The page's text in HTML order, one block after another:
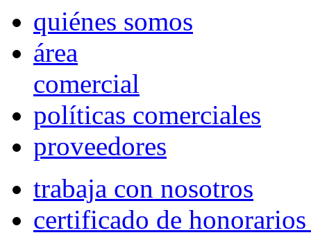
quiénes somos
área
comercial
políticas comerciales
proveedores
trabaja con nosotros
certificado de